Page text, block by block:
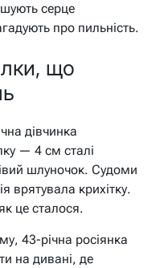
серце
про пильність.
що
дівчинка
— 4 см сталі
шлуночок. Судоми
врятувала крихітку.
це сталося.
43-річна росіянка
на дивані, де